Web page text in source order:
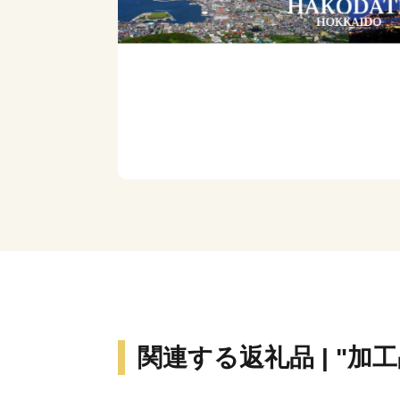
関連する返礼品 | "加